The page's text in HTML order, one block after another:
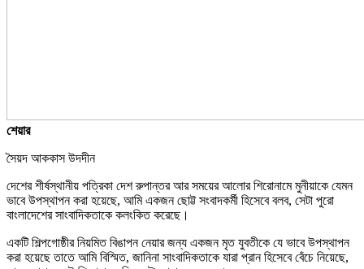
শেয়ার
সৈয়দ আককাস উদদীন
দেশের শীর্ষস্থানীয় পত্রিকা দেশ রুপান্তর আর সময়ের আলোর শিরোনামে মুনীয়াকে যেমন
ভাবে উপস্থাপন করা হয়েছে, আমি একজন ছোট্ট সংবাদকর্মী হিসেবে বলব, সেটা পুরো
বাংলাদেশের সাংবাদিকতাকে কলংকিত করেছে।
একটি শিল্পগোষ্ঠীর নিয়মিত বিঙাপন নেয়ার জন্য একজন মৃত যুবতীকে যে ভাবে উপস্থাপন
করা হয়েছে তাতে আমি বিস্মিত, জানিনা সাংবাদিকতাকে যারা প্রান হিসেবে বেঁচে নিয়েছে,